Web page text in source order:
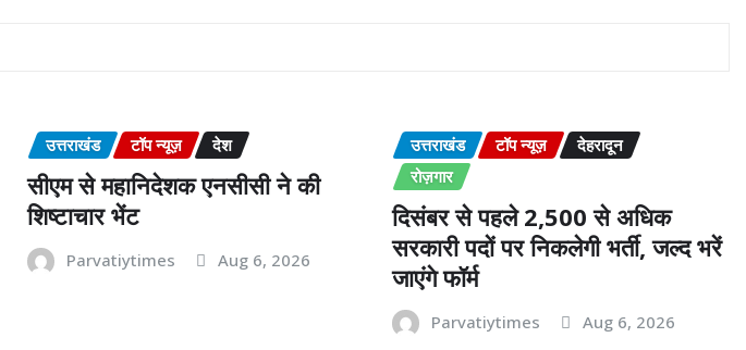
उत्तराखंड टॉप न्यूज़ देश
सीएम से महानिदेशक एनसीसी ने की
शिष्टाचार भेंट
Parvatiytimes Aug 6, 2026
उत्तराखंड टॉप न्यूज़
देहरादून
रोज़गार
दिसंबर से पहले 2,500 से अधिक
सरकारी पदों पर निकलेगी भर्ती, जल्द भरें
जाएंगे फॉर्म
Parvatiytimes Aug 6, 2026